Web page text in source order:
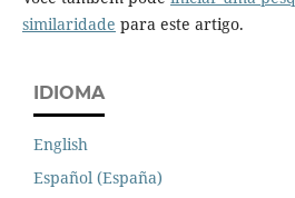
similaridade para este artigo.
IDIOMA
English
Español (España)